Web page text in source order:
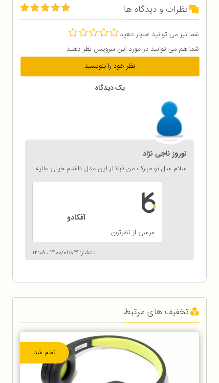
نظرات و دیدگاه ها
شما نیز می توانید امتیاز دهید
شما هم می توانید در مورد این سرویس نظر دهید
نظر خود را بنویسید
یک دیدگاه
نوروز ناجی نژاد
انتشار: 1400/01/03 ، 12:08
سلام سال نو مبارک من قبلا از این مدل داشتم خیلی عالیه
آفکادو
مرسی از نظرتون
تخفیف های مرتبط
تمام شد